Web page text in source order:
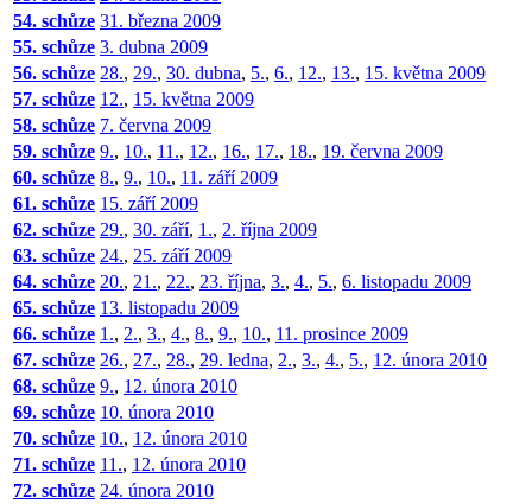
54. schůze 31. března 2009
55. schůze 3. dubna 2009
56. schůze 28., 29., 30. dubna, 5., 6., 12., 13., 15. května 2009
57. schůze 12., 15. května 2009
58. schůze 7. června 2009
59. schůze 9., 10., 11., 12., 16., 17., 18., 19. června 2009
60. schůze 8., 9., 10., 11. září 2009
61. schůze 15. září 2009
62. schůze 29., 30. září, 1., 2. října 2009
63. schůze 24., 25. září 2009
64. schůze 20., 21., 22., 23. října, 3., 4., 5., 6. listopadu 2009
65. schůze 13. listopadu 2009
66. schůze 1., 2., 3., 4., 8., 9., 10., 11. prosince 2009
67. schůze 26., 27., 28., 29. ledna, 2., 3., 4., 5., 12. února 2010
68. schůze 9., 12. února 2010
69. schůze 10. února 2010
70. schůze 10., 12. února 2010
71. schůze 11., 12. února 2010
72. schůze 24. února 2010